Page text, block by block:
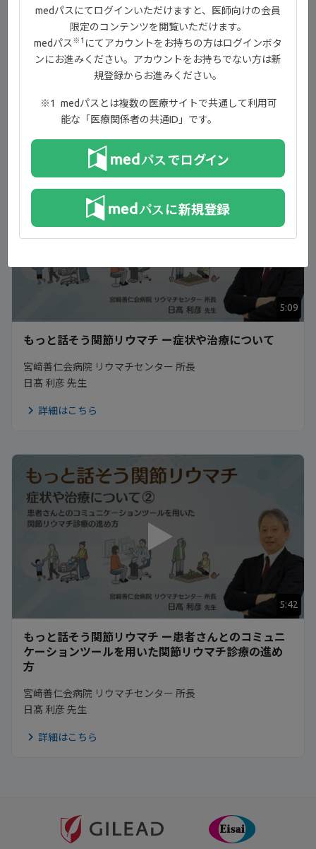
コミュニケーション② ～ジセレカ®による薬物療法の
際の患者指導～
慶應義塾大学医学部
リウマチ・膠原病内科 教授
詳細はこちら
5:09
もっと話そう関節リウマチ ー症状や治療について
宮﨑善仁会病院 リウマチセンター 所長
日髙 利彦 先生
詳細はこちら
5:42
もっと話そう関節リウマチ ー患者さんとのコミュニ
ケーションツールを用いた関節リウマチ診療の進め
方
宮﨑善仁会病院 リウマチセンター 所長
日髙 利彦 先生
詳細はこちら
medパスにてログインいただけますと、医師向けの会員
限定のコンテンツを閲覧いただけます。
medパス ※1 にてアカウントをお持ちの方はログインボタ
ンにお進みください。アカウントをお持ちでない方は新
規登録からお進みください。
medパスとは複数の医療サイトで共通して利用可
能な「医療関係者の共通ID」です。